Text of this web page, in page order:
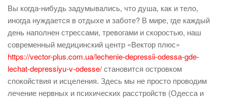
Вы когда-нибудь задумывались, что душа, как и тело,
иногда нуждается в отдыхе и заботе? В мире, где каждый
день наполнен стрессами, тревогами и скоростью, наш
современный медицинский центр «Вектор плюс»
https://vector-plus.com.ua/lechenie-depressii-odessa-gde-
lechat-depressiyu-v-odesse/становится островком
спокойствия и исцеления. Здесь мы не просто проводим
лечение нервных и психических расстройств (Одесса и